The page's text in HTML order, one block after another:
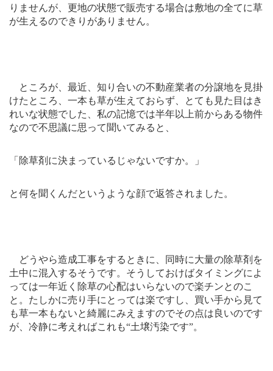
りませんが、更地の状態で販売する場合は敷地の全てに草
が生えるのできりがありません。
ところが、最近、知り合いの不動産業者の分譲地を見掛
けたところ、一本も草が生えておらず、とても見た目はき
れいな状態でした、私の記憶では半年以上前からある物件
なので不思議に思って聞いてみると、
「除草剤に決まっているじゃないですか。」
と何を聞くんだというような顔で返答されました。
どうやら造成工事をするときに、同時に大量の除草剤を
土中に混入するそうです。そうしておけばタイミングによ
っては一年近く除草の心配はいらないので楽チンとのこ
と。たしかに売り手にとっては楽ですし、買い手から見て
も草一本もないと綺麗にみえますのでその点は良いのです
が、冷静に考えればこれも“土壌汚染です”。